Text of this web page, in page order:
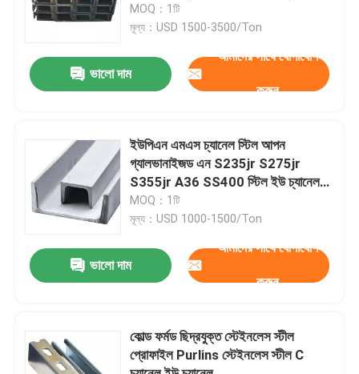
আমাদের সম্বন্ধে
কারখানা পরিদর্শন
আমাদের সাথে যোগাযোগ
খবর
মামলা
শীট স্টেইনলেস স্টীল
বিভাগ
MOQ：1টি
মূল্য：USD 1500-3500/Ton
ভালো দাম
আমাদের সাথে যোগাযোগ
করুন
ইউপিএন এমএস চ্যানেল স্টিল আপন
গ্যালভানাইজড এন S235jr S275jr
S355jr A36 SS400 স্টিল ইউ চ্যানেল
অটোমোটিভ শিল্পের জন্য
MOQ：1টি
মূল্য：USD 1000-1500/Ton
ভালো দাম
আমাদের সাথে যোগাযোগ
করুন
কোল্ড ফর্মড ছিদ্রযুক্ত স্টেইনলেস স্টীল
প্রোফাইল Purlins স্টেইনলেস স্টীল C